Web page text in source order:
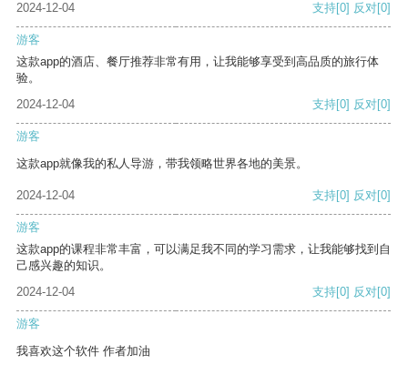
2024-12-04
支持[0] 反对[0]
游客
这款app的酒店、餐厅推荐非常有用，让我能够享受到高品质的旅行体
验。
2024-12-04
支持[0] 反对[0]
游客
这款app就像我的私人导游，带我领略世界各地的美景。
2024-12-04 支持[0] 反对[0]
游客
这款app的课程非常丰富，可以满足我不同的学习需求，让我能够找到自
己感兴趣的知识。
2024-12-04
支持[0] 反对[0]
游客
我喜欢这个软件 作者加油